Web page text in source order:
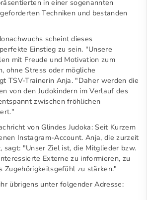
in einer sogenannten
Techniken und bestanden
scheint dieses
Einstieg zu sein. "Unsere
mit Freude und Motivation zum
ohne Stress oder mögliche
TSV-Trainerin Anja. "Daher werden die
von den Judokindern im Verlauf des
zwischen fröhlichen
von Glindes Judoka: Seit Kurzem
Instagram-Account. Anja, die zurzeit
sagt: "Unser Ziel ist, die Mitglieder bzw.
Externe zu informieren, zu
Zugehörigkeitsgefühl zu stärken."
übrigens unter folgender Adresse: